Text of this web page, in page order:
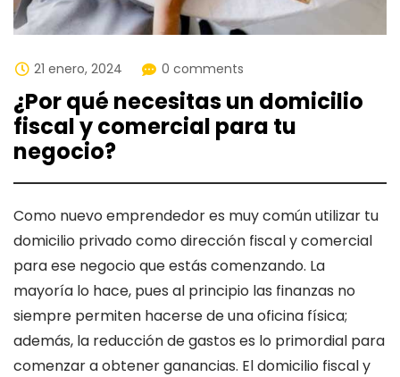
21 enero, 2024 0 comments
¿Por qué necesitas un domicilio
fiscal y comercial para tu
negocio?
Como nuevo emprendedor es muy común utilizar tu
domicilio privado como dirección fiscal y comercial
para ese negocio que estás comenzando. La
mayoría lo hace, pues al principio las finanzas no
siempre permiten hacerse de una oficina física;
además, la reducción de gastos es lo primordial para
comenzar a obtener ganancias. El domicilio fiscal y